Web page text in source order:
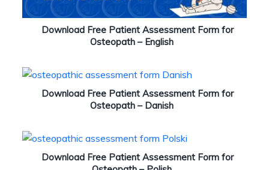
Download Free Patient Assessment Form for
Osteopath – English
Download Free Patient Assessment Form for
Osteopath – Danish
Download Free Patient Assessment Form for